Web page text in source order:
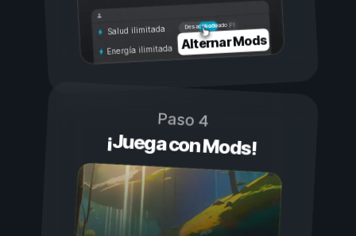
Activado
Desactivado
Salud ilimitada
Energía ilimitada Alternar Mods
Paso 4
¡Juega con Mods!